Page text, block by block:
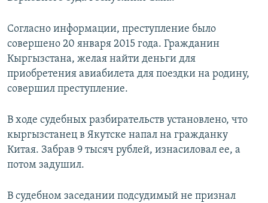
Согласно информации, преступление было
совершено 20 января 2015 года. Гражданин
Кыргызстана, желая найти деньги для
приобретения авиабилета для поездки на родину,
совершил преступление.
В ходе судебных разбирательств установлено, что
кыргызстанец в Якутске напал на гражданку
Китая. Забрав 9 тысяч рублей, изнасиловал ее, а
потом задушил.
В судебном заседании подсудимый не признал